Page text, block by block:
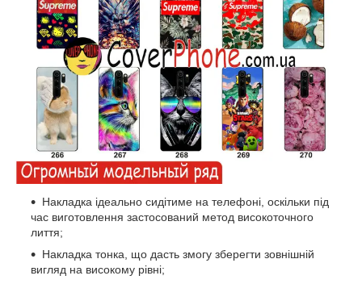
Накладка ідеально сидітиме на телефоні, оскільки під
час виготовлення застосований метод високоточного
лиття;
Накладка тонка, що дасть змогу зберегти зовнішній
вигляд на високому рівні;